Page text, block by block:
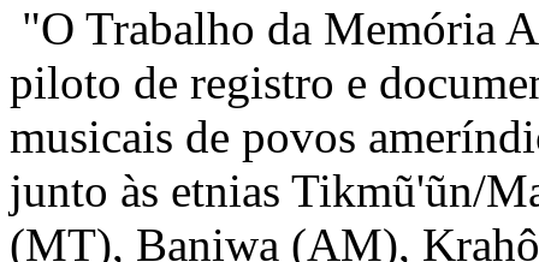
"O Trabalho da Memória
piloto de registro e
musicais de povos
junto às etnias Tikmũ'ũn/
(MT), Baniwa (AM),